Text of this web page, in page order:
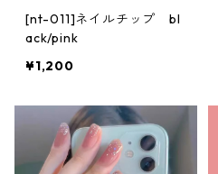
[nt-011]ネイルチップ bl
ack/pink
¥1,200